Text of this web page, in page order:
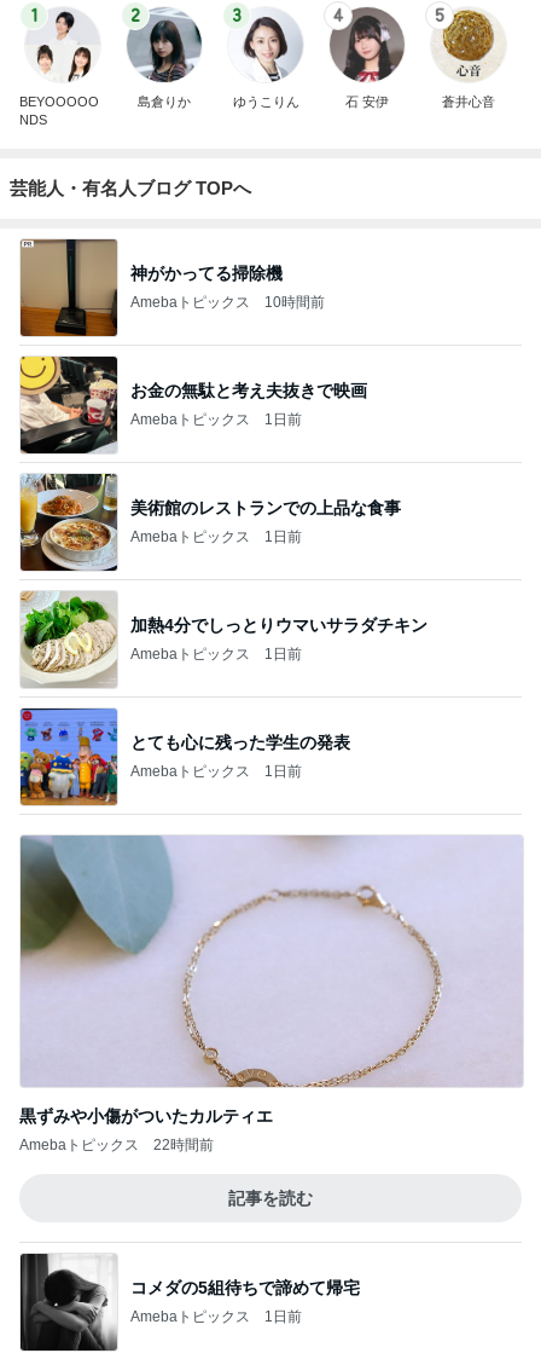
1
BEYOOOOO
NDS
2
島倉りか
3
ゆうこりん
4
石 安伊
5
蒼井心音
芸能人・有名人ブログ TOPへ
神がかってる掃除機
Amebaトピックス 10時間前
お金の無駄と考え夫抜きで映画
Amebaトピックス 1日前
美術館のレストランでの上品な食事
Amebaトピックス 1日前
加熱4分でしっとりウマいサラダチキン
Amebaトピックス 1日前
とても心に残った学生の発表
Amebaトピックス 1日前
黒ずみや小傷がついたカルティエ
Amebaトピックス 22時間前
記事を読む
コメダの5組待ちで諦めて帰宅
Amebaトピックス 1日前